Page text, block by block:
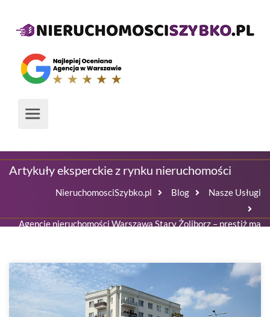
Artykuły eksperckie z rynku nieruchomości
NieruchomosciSzybko.pl Blog Nasze Usługi
Agencje nieruchomości Warszawa Stary Żoliborz – prestiż ma